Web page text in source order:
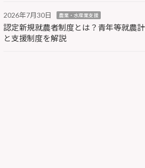
2026年7月30日 農業・水産業支援
認定新規就農者制度とは？青年等就農
と支援制度を解説